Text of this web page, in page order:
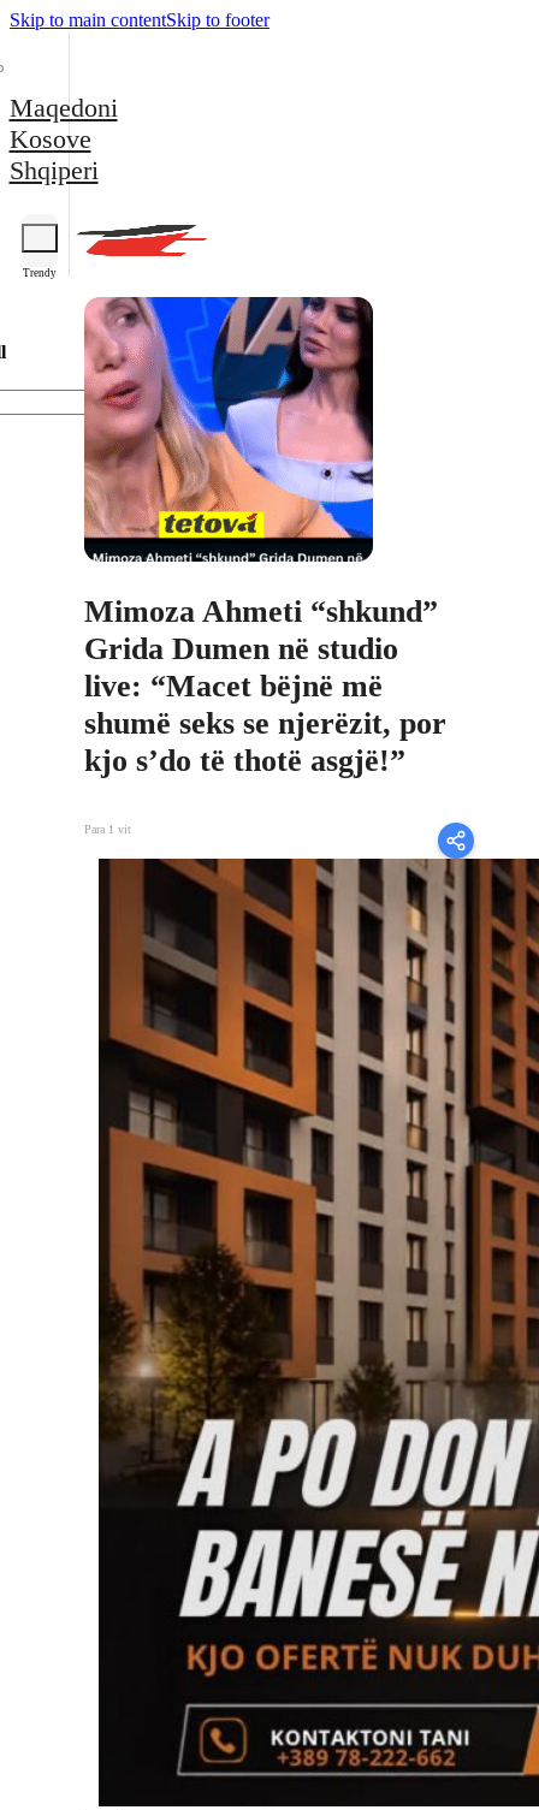
Skip to main contentSkip to footer
Maqedoni
Kosove
Shqiperi
Trendy
Mimoza Ahmeti “shkund”
Grida Dumen në studio
live: “Macet bëjnë më
shumë seks se njerëzit, por
kjo s’do të thotë asgjë!”
Para 1 vit